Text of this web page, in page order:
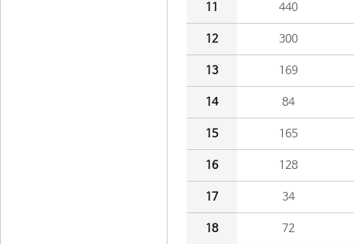
11 440
12 300
13 169
14 84
15 165
16 128
17 34
18 72